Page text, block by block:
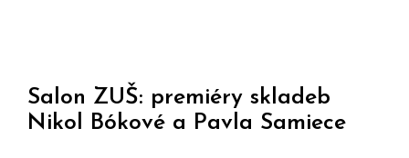
Salon ZUŠ: premiéry skladeb
Nikol Bókové a Pavla Samiece